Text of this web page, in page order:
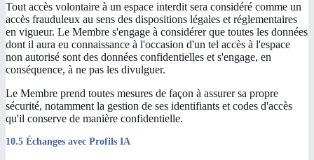
Tout accès volontaire à un espace interdit sera considéré comme un
accès frauduleux au sens des dispositions légales et réglementaires
en vigueur. Le Membre s'engage à considérer que toutes les données
dont il aura eu connaissance à l'occasion d'un tel accès à l'espace
non autorisé sont des données confidentielles et s'engage, en
conséquence, à ne pas les divulguer.
Le Membre prend toutes mesures de façon à assurer sa propre
sécurité, notamment la gestion de ses identifiants et codes d'accès
qu'il conserve de manière confidentielle.
10.5 Échanges avec Profils IA